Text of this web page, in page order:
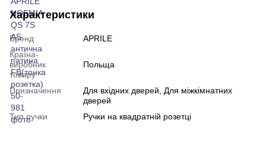
Характеристики
Бренд
APRILE
Країна-
виробник
товару
Польща
Призначення
Для вхідних дверей, Для міжкімнатних
дверей
Тип ручки
Ручки на квадратній розетці